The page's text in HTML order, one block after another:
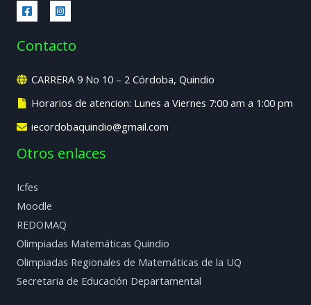
Contacto
CARRERA 9 No 10 – 2 Córdoba, Quindio
Horarios de atencion: Lunes a Viernes 7:00 am a 1:00 pm
iecordobaquindio@gmail.com
Otros enlaces
Icfes
Moodle
REDOMAQ
Olimpiadas Matemáticas Quindio
Olimpiadas Regionales de Matemáticas de la UQ
Secretaria de Educación Departamental